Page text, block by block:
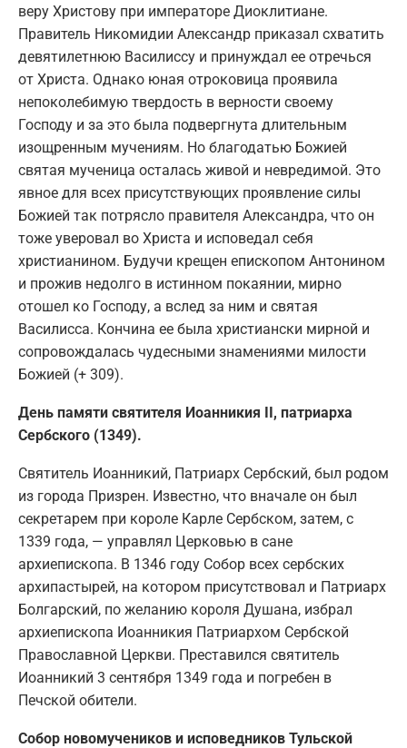
веру Христову при императоре Диоклитиане.
Правитель Никомидии Александр приказал схватить
девятилетнюю Василиссу и принуждал ее отречься
от Христа. Однако юная отроковица проявила
непоколебимую твердость в верности своему
Господу и за это была подвергнута длительным
изощренным мучениям. Но благодатью Божией
святая мученица осталась живой и невредимой. Это
явное для всех присутствующих проявление силы
Божией так потрясло правителя Александра, что он
тоже уверовал во Христа и исповедал себя
христианином. Будучи крещен епископом Антонином
и прожив недолго в истинном покаянии, мирно
отошел ко Господу, а вслед за ним и святая
Василисса. Кончина ее была христиански мирной и
сопровождалась чудесными знамениями милости
Божией (+ 309).
День памяти святителя Иоанникия II, патриарха
Сербского (1349).
Святитель Иоанникий, Патриарх Сербский, был родом
из города Призрен. Известно, что вначале он был
секретарем при короле Карле Сербском, затем, с
1339 года, — управлял Церковью в сане
архиепископа. В 1346 году Собор всех сербских
архипастырей, на котором присутствовал и Патриарх
Болгарский, по желанию короля Душана, избрал
архиепископа Иоанникия Патриархом Сербской
Православной Церкви. Преставился святитель
Иоанникий 3 сентября 1349 года и погребен в
Печской обители.
Собор новомучеников и исповедников Тульской